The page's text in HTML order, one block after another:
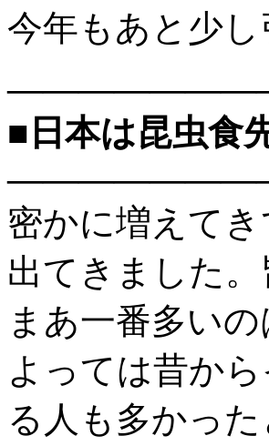
今年もあと少
■日本は昆虫食
密かに増えて
出てきました
まあ一番多い
よっては昔か
る人も多かっ